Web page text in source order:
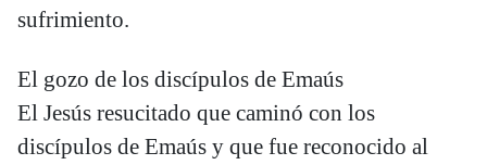
sufrimiento.
El gozo de los discípulos de Emaús
El Jesús resucitado que caminó con los
discípulos de Emaús y que fue reconocido al